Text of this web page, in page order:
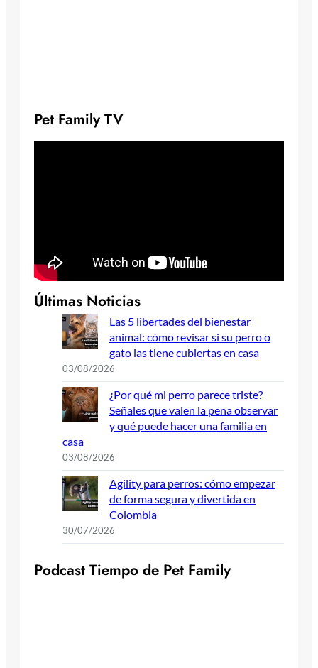
Pet Family TV
Últimas Noticias
Las 5 libertades del bienestar
animal: cómo revisar si su perro o
gato las tiene cubiertas en casa
03/08/2026
¿Por qué mi perro parece triste?
Señales que valen la pena observar
y qué puede hacer una familia en
casa
03/08/2026
Agility para perros: cómo empezar
de forma segura y divertida en
Colombia
30/07/2026
Podcast Tiempo de Pet Family